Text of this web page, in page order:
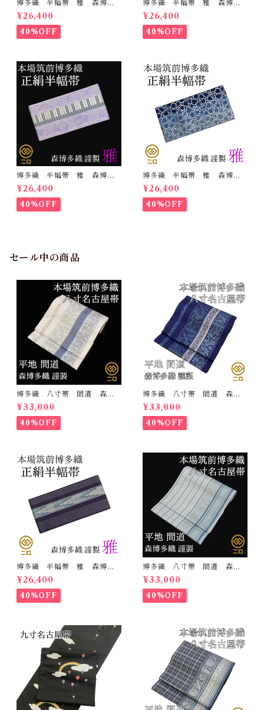
博多織 半幅帯 雅 森博多
織 正絹 リバーシブル 長
さ/3m78cm 日本製 和装
小袋帯 半巾帯
¥26,400
40%OFF
博多織 半幅帯 雅 森博多
織 正絹 リバーシブル 長
さ/3m78cm 日本製 和装
小袋帯 半巾帯
¥26,400
40%OFF
博多織 半幅帯 雅 森博多
織 正絹 リバーシブル 長
さ/3m78cm 日本製 和装
小袋帯 半巾帯
¥26,400
40%OFF
博多織 半幅帯 雅 森博多
織 正絹 リバーシブル 長
さ/3m78cm 日本製 和装
小袋帯 半巾帯
¥26,400
40%OFF
セール中の商品
博多織 八寸帯 間道 森博
多織 正絹 日本製 未仕立
て 名古屋帯
¥33,000
40%OFF
博多織 八寸帯 間道 森博
多織 正絹 日本製 未仕立
て 名古屋帯
¥33,000
40%OFF
博多織 半幅帯 雅 森博多
織 正絹 リバーシブル 長
さ/3m78cm 日本製 和装
小袋帯 半巾帯
¥26,400
40%OFF
博多織 八寸帯 間道 森博
多織 正絹 日本製 未仕立
て 名古屋帯
¥33,000
40%OFF